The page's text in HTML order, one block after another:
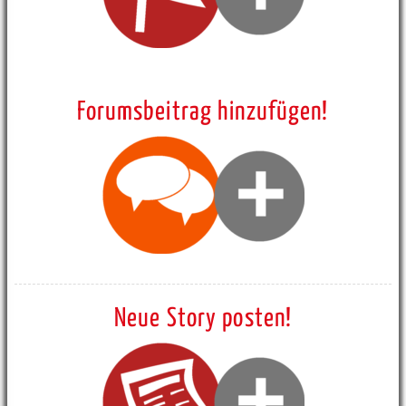
Forumsbeitrag hinzufügen!
Neue Story posten!